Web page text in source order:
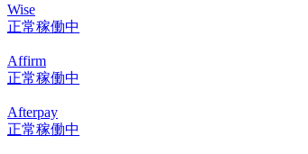
Wise
正常稼働中
Affirm
正常稼働中
Afterpay
正常稼働中